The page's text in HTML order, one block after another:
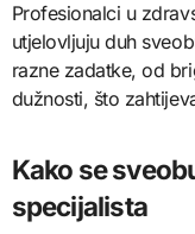
Profesionalci u
utjelovljuju duh
razne zadatke, od
dužnosti, što
Kako se
specijalista